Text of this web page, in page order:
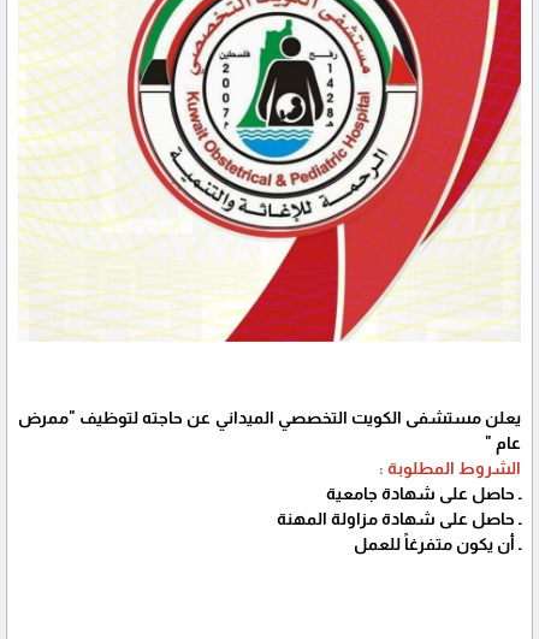
يعلن مستشفى الكويت التخصصي الميداني عن حاجته لتوظيف "ممرض
عام "
الشروط المطلوبة :
ـ حاصل على شهادة جامعية
ـ حاصل على شهادة مزاولة المهنة
ـ أن يكون متفرغاً للعمل